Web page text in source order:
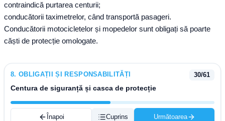
contraindică purtarea centurii;
conducătorii taximetrelor, când transportă pasageri.
Conducătorii motocicletelor și mopedelor sunt obligați să poarte
căști de protecție omologate.
8. OBLIGAȚII ȘI RESPONSABILITĂȚI
Centura de siguranță și casca de protecție
30/61
Înapoi Cuprins Următoarea